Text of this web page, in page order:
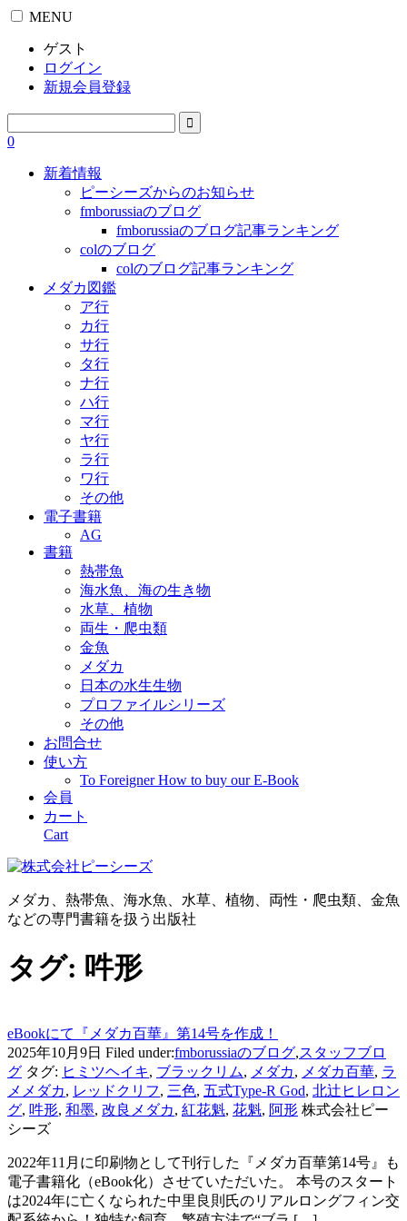
MENU
ゲスト
ログイン
新規会員登録
0
新着情報
ピーシーズからのお知らせ
fmborussiaのブログ
fmborussiaのブログ記事ランキング
colのブログ
colのブログ記事ランキング
メダカ図鑑
ア行
カ行
サ行
タ行
ナ行
ハ行
マ行
ヤ行
ラ行
ワ行
その他
電子書籍
AG
書籍
熱帯魚
海水魚、海の生き物
水草、植物
両生・爬虫類
金魚
メダカ
日本の水生生物
プロファイルシリーズ
その他
お問合せ
使い方
To Foreigner How to buy our E-Book
会員
カート
Cart
メダカ、熱帯魚、海水魚、水草、植物、両性・爬虫類、金魚
などの専門書籍を扱う出版社
タグ: 吽形
eBookにて『メダカ百華』第14号を作成！
2025年10月9日 Filed under:fmborussiaのブログ,スタッフブロ
グ タグ: ヒミツヘイキ, ブラックリム, メダカ, メダカ百華, ラ
メメダカ, レッドクリフ, 三色, 五式Type-R God, 北辻ヒレロン
グ, 吽形, 和墨, 改良メダカ, 紅花魁, 花魁, 阿形 株式会社ピー
シーズ
2022年11月に印刷物として刊行した『メダカ百華第14号』も
電子書籍化（eBook化）させていただいた。 本号のスタート
は2024年に亡くなられた中里良則氏のリアルロングフィン交